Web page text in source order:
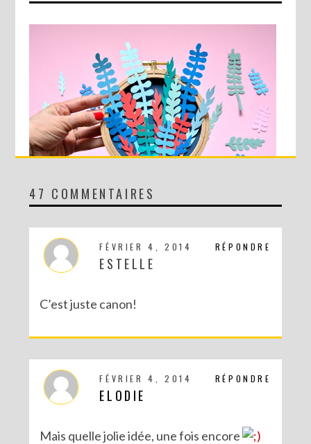
DIY MA FORÊT DE PAPIER
DIY SAINT VALENTIN : UNE CARTE POP-UP QUI BRISE LA GLACE !
47 COMMENTAIRES
RÉPONDRE
FÉVRIER 4, 2014
ESTELLE
C’est juste canon!
RÉPONDRE
FÉVRIER 4, 2014
ELODIE
Mais quelle jolie idée, une fois encore